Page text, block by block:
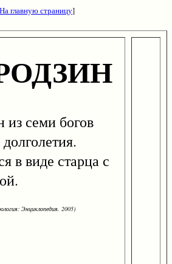
На главную страницу]
семи богов
в виде старца с
Энциклопедия. 2005)